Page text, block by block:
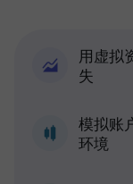
用虚拟
失
模拟账
环境